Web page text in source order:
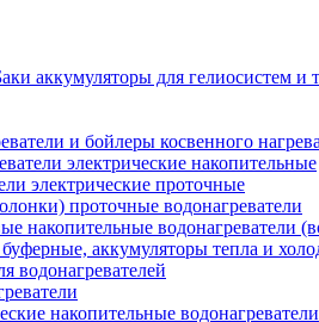
аккумуляторы для гелиосистем и
и бойлеры косвенного нагрева
электрические накопительные
электрические проточные
проточные водонагреватели
накопительные водонагреватели
аккумуляторы тепла и
водонагревателей
накопительные водонагреватели